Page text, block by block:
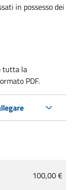
in possesso dei
tutta la
PDF.
100,00 €